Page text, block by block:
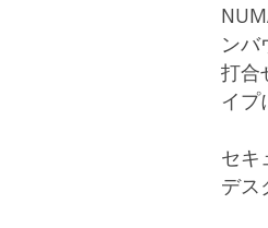
ンバ
打合
イプ
セキ
デス